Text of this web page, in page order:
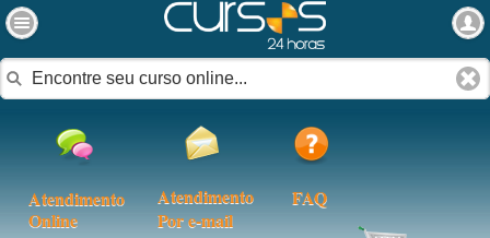
Atendimento
Online
Atendimento
Por e-mail
FAQ